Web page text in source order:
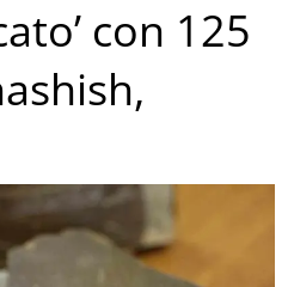
con 125